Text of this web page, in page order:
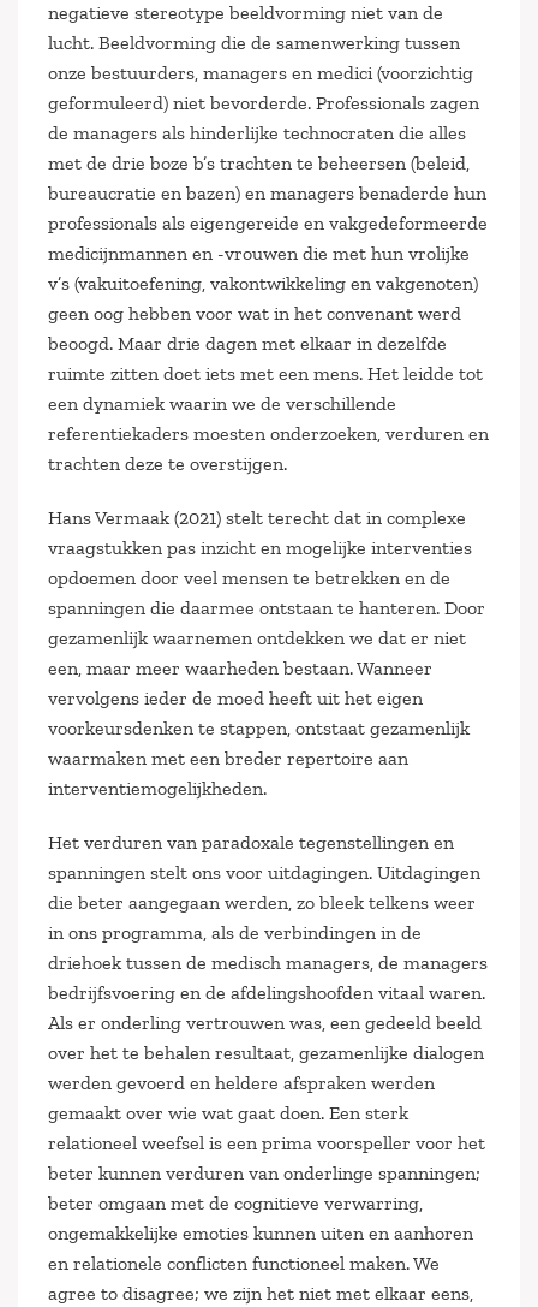
negatieve stereotype beeldvorming niet van de
lucht. Beeldvorming die de samenwerking tussen
onze bestuurders, managers en medici (voorzichtig
geformuleerd) niet bevorderde. Professionals zagen
de managers als hinderlijke technocraten die alles
met de drie boze b’s trachten te beheersen (beleid,
bureaucratie en bazen) en managers benaderde hun
professionals als eigengereide en vakgedeformeerde
medicijnmannen en -vrouwen die met hun vrolijke
v’s (vakuitoefening, vakontwikkeling en vakgenoten)
geen oog hebben voor wat in het convenant werd
beoogd. Maar drie dagen met elkaar in dezelfde
ruimte zitten doet iets met een mens. Het leidde tot
een dynamiek waarin we de verschillende
referentiekaders moesten onderzoeken, verduren en
trachten deze te overstijgen.
Hans Vermaak (2021) stelt terecht dat in complexe
vraagstukken pas inzicht en mogelijke interventies
opdoemen door veel mensen te betrekken en de
spanningen die daarmee ontstaan te hanteren. Door
gezamenlijk waarnemen ontdekken we dat er niet
een, maar meer waarheden bestaan. Wanneer
vervolgens ieder de moed heeft uit het eigen
voorkeursdenken te stappen, ontstaat gezamenlijk
waarmaken met een breder repertoire aan
interventiemogelijkheden.
Het verduren van paradoxale tegenstellingen en
spanningen stelt ons voor uitdagingen. Uitdagingen
die beter aangegaan werden, zo bleek telkens weer
in ons programma, als de verbindingen in de
driehoek tussen de medisch managers, de managers
bedrijfsvoering en de afdelingshoofden vitaal waren.
Als er onderling vertrouwen was, een gedeeld beeld
over het te behalen resultaat, gezamenlijke dialogen
werden gevoerd en heldere afspraken werden
gemaakt over wie wat gaat doen. Een sterk
relationeel weefsel is een prima voorspeller voor het
beter kunnen verduren van onderlinge spanningen;
beter omgaan met de cognitieve verwarring,
ongemakkelijke emoties kunnen uiten en aanhoren
en relationele conflicten functioneel maken. We
agree to disagree; we zijn het niet met elkaar eens,